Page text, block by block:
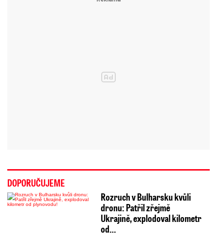
DOPORUČUJEME
Rozruch v Bulharsku kvůli
dronu: Patřil zřejmě
Ukrajině, explodoval kilometr
od…